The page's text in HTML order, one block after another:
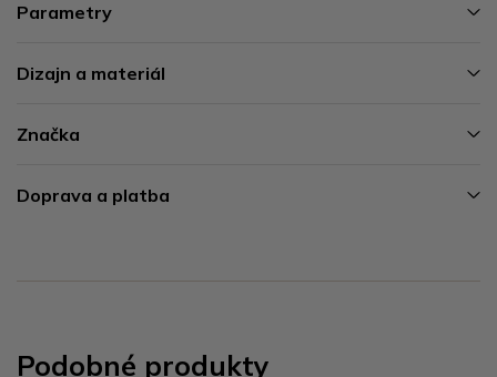
Parametry
Dizajn a materiál
Značka
Doprava a platba
Podobné produkty